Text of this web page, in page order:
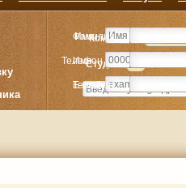
Комнату
Студия
Комнату
Студия
Имя
Телефон
E-mail
Фамилия
Имя
Телефон